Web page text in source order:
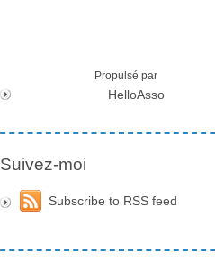
Propulsé par
HelloAsso
Suivez-moi
Subscribe to RSS feed